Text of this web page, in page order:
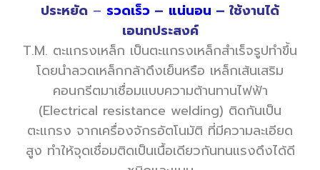
ประหยัด – รวดเร็ว – แน่นอน – ใช้งานได้
เอนกประสงค์
T.M. ตะแกรงเหล็ก เป็นตะแกรงเหล็กสำเร็จรูปทำขึ้น
โดยนำลวดเหล็กกล้าดึงเย็นหรือ เหล็กเส้นเสริม
คอนกรีตมาเชื่อมแบบความต้านทานไฟฟ้า
(Electrical resistance welding) ติดกันเป็น
ตะแกรง จากเครื่องจักรอัตโนมัติ ที่มีความละเอียด
สูง ทำให้จุดเชื่อมติดเป็นเนื้อเดียวกันทนแรงดึงได้ดี